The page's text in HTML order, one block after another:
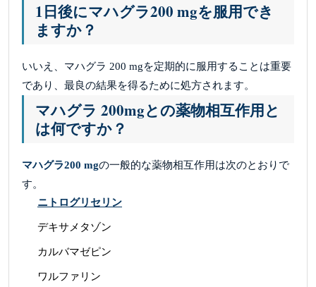
1日後にマハグラ200 mgを服用でき
ますか？
いいえ、マハグラ 200 mgを定期的に服用することは重要
であり、最良の結果を得るために処方されます。
マハグラ 200mgとの薬物相互作用と
は何ですか？
マハグラ200 mgの一般的な薬物相互作用は次のとおりで
す。
ニトログリセリン
デキサメタゾン
カルバマゼピン
ワルファリン